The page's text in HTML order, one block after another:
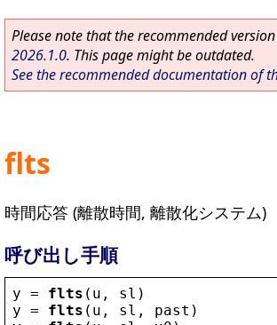
Please note that the recommended
2026.1.0. This page might be outdated.
See the recommended documentation of
flts
時間応答 (離散時間, 離散化システム)
呼び出し手順
y = flts ( u , sl )
y = flts ( u , sl , past )